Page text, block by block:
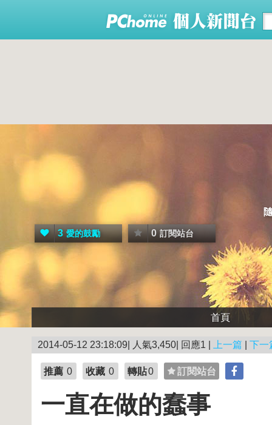
3 愛的鼓勵 0 訂閱站台
首頁
2014-05-12 23:18:09| 人氣3,450| 回應1 | 上一篇 下一
推薦 0 收藏 0 轉貼0 訂閱站台
一直在做的蠢事